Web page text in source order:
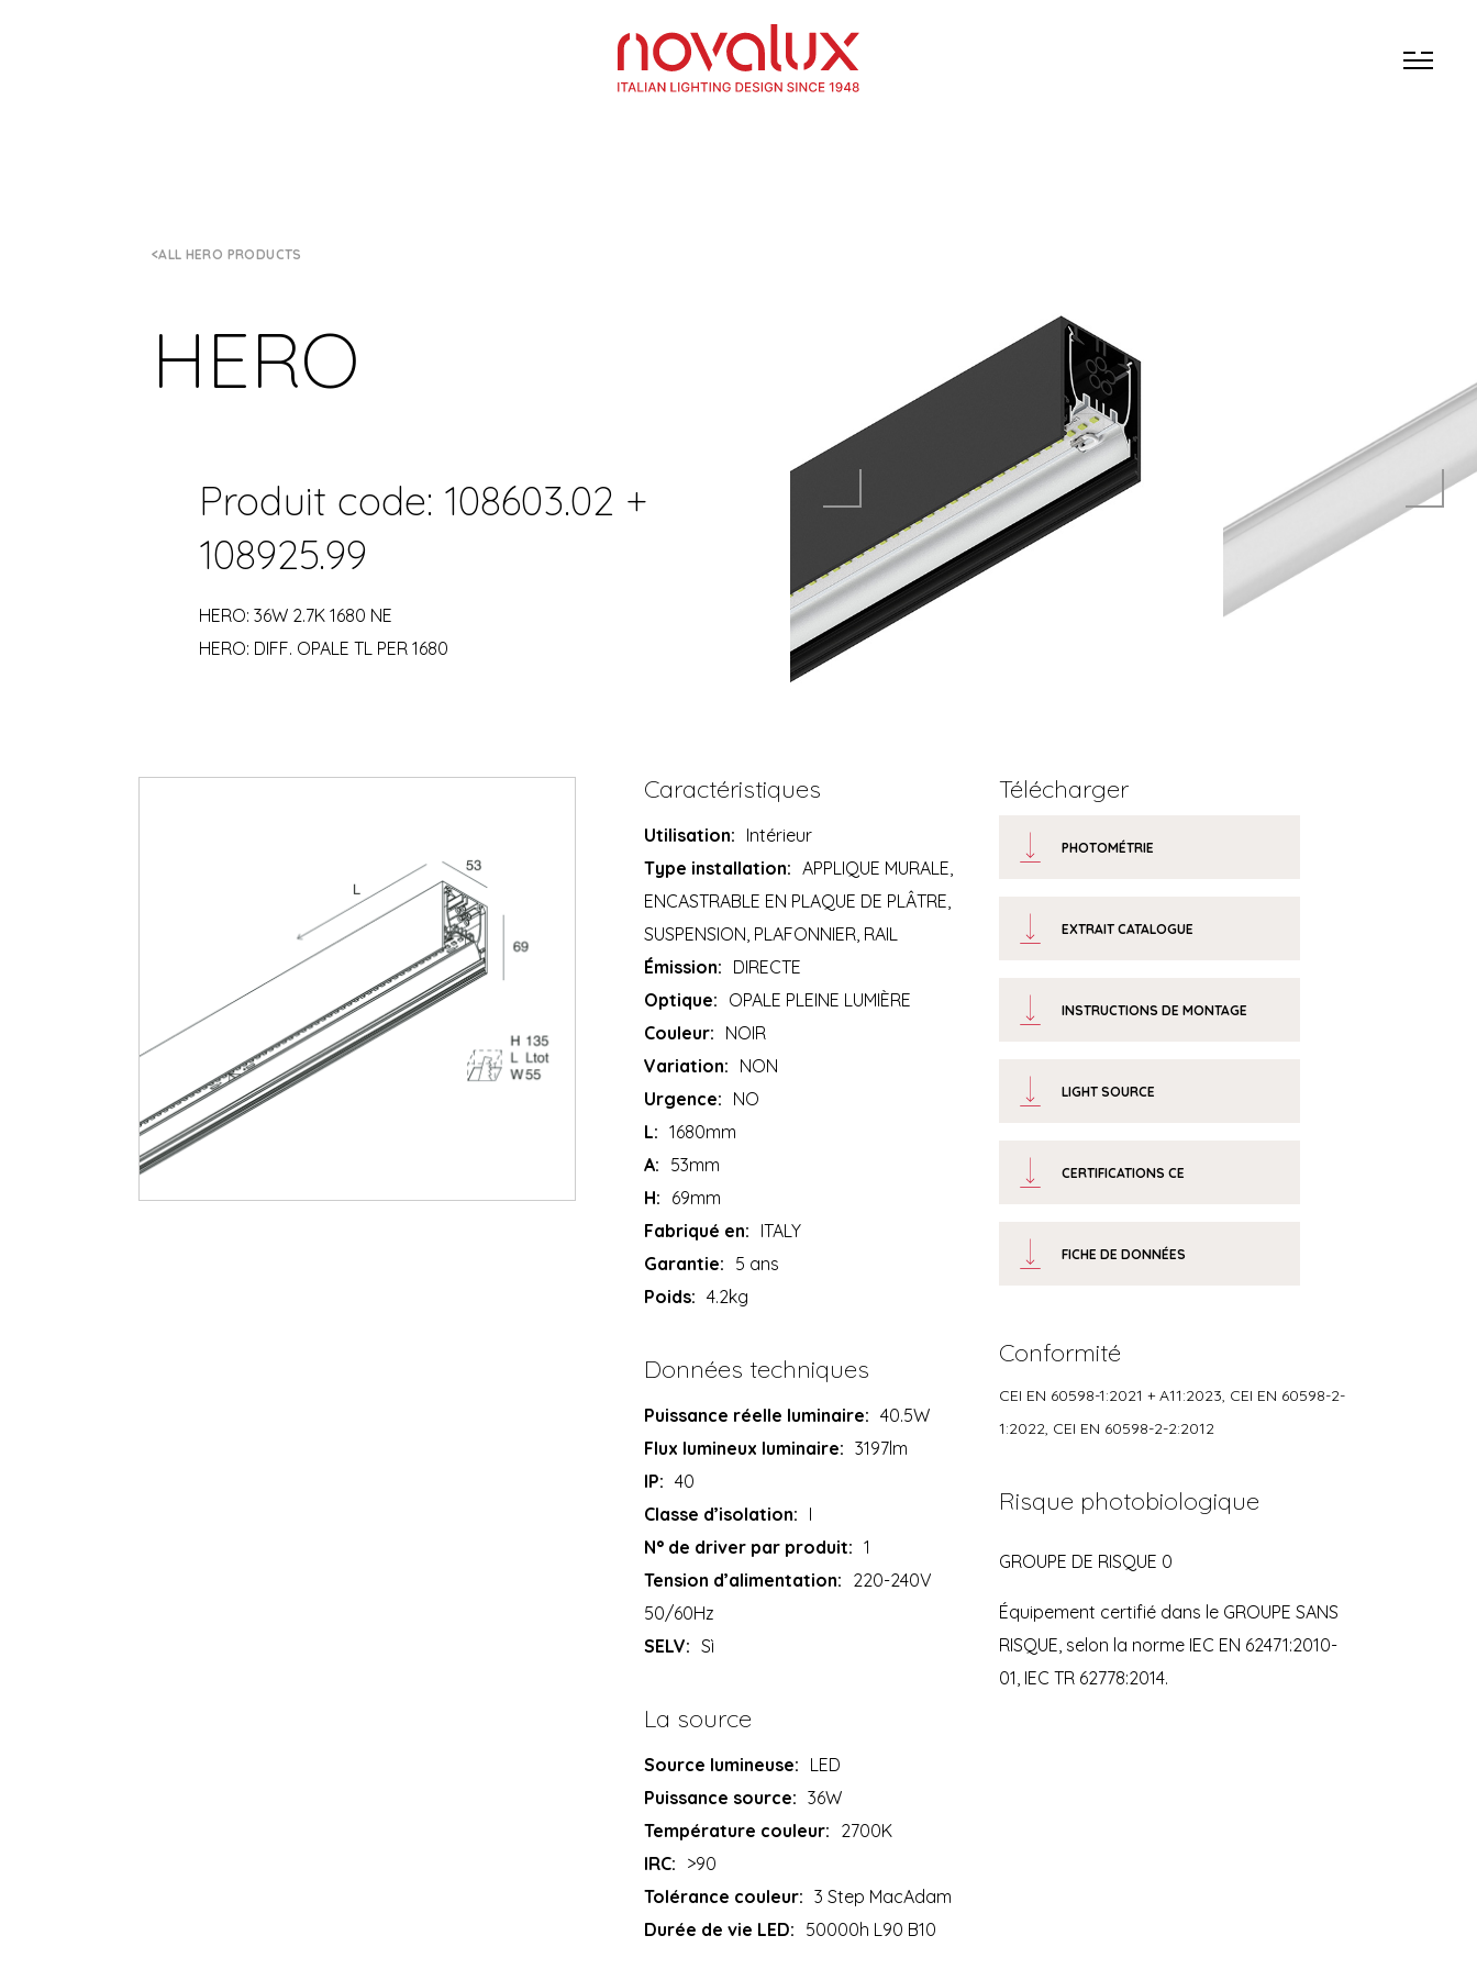
ALL HERO PRODUCTS
HERO
Produit code: 108603.02 +
108925.99
HERO: 36W 2.7K 1680 NE
HERO: DIFF. OPALE TL PER 1680
Caractéristiques
Utilisation: Intérieur
Type installation: APPLIQUE MURALE,
ENCASTRABLE EN PLAQUE DE PLÂTRE,
SUSPENSION, PLAFONNIER, RAIL
Émission: DIRECTE
Optique: OPALE PLEINE LUMIÈRE
Couleur: NOIR
Variation: NON
Urgence: NO
L: 1680mm
A: 53mm
H: 69mm
Fabriqué en: ITALY
Garantie: 5 ans
Poids: 4.2kg
Données techniques
Puissance réelle luminaire: 40.5W
Flux lumineux luminaire: 3197lm
IP: 40
Classe d’isolation: I
N° de driver par produit: 1
Tension d’alimentation: 220-240V
50/60Hz
SELV: Sì
La source
Source lumineuse: LED
Puissance source: 36W
Température couleur: 2700K
IRC: >90
Tolérance couleur: 3 Step MacAdam
Durée de vie LED: 50000h L90 B10
Télécharger
PHOTOMÉTRIE
EXTRAIT CATALOGUE
INSTRUCTIONS DE MONTAGE
LIGHT SOURCE
CERTIFICATIONS CE
FICHE DE DONNÉES
Conformité
CEI EN 60598-1:2021 + A11:2023, CEI EN 60598-2-
1:2022, CEI EN 60598-2-2:2012
Risque photobiologique
GROUPE DE RISQUE 0
Équipement certifié dans le GROUPE SANS
RISQUE, selon la norme IEC EN 62471:2010-
01, IEC TR 62778:2014.